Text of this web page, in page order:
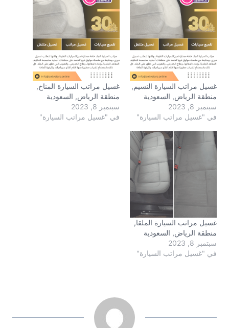
غسيل مراتب السيارة النسيم,
منطقة الرياض, السعودية
سبتمبر 8, 2023
في "غسيل مراتب السيارة"
غسيل مراتب السيارة المناخ,
منطقة الرياض, السعودية
سبتمبر 8, 2023
في "غسيل مراتب السيارة"
غسيل مراتب السيارة الملقا,
منطقة الرياض, السعودية
سبتمبر 8, 2023
في "غسيل مراتب السيارة"